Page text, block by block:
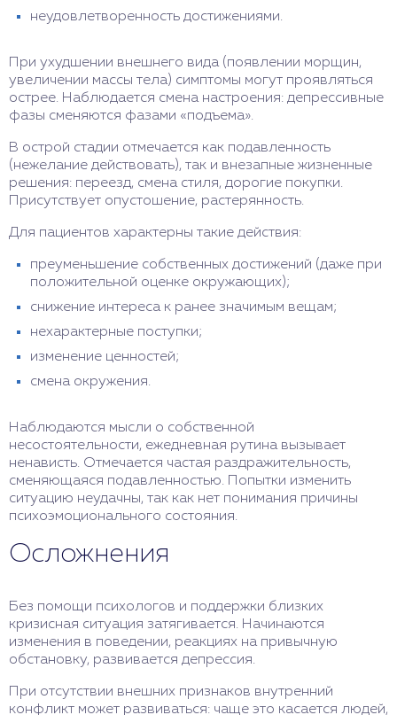
неудовлетворенность достижениями.
При ухудшении внешнего вида (появлении морщин,
увеличении массы тела) симптомы могут проявляться
острее. Наблюдается смена настроения: депрессивные
фазы сменяются фазами «подъема».
В острой стадии отмечается как подавленность
(нежелание действовать), так и внезапные жизненные
решения: переезд, смена стиля, дорогие покупки.
Присутствует опустошение, растерянность.
Для пациентов характерны такие действия:
преуменьшение собственных достижений (даже при
положительной оценке окружающих);
снижение интереса к ранее значимым вещам;
нехарактерные поступки;
изменение ценностей;
смена окружения.
Наблюдаются мысли о собственной
несостоятельности, ежедневная рутина вызывает
ненависть. Отмечается частая раздражительность,
сменяющаяся подавленностью. Попытки изменить
ситуацию неудачны, так как нет понимания причины
психоэмоционального состояния.
Осложнения
Без помощи психологов и поддержки близких
кризисная ситуация затягивается. Начинаются
изменения в поведении, реакциях на привычную
обстановку, развивается депрессия.
При отсутствии внешних признаков внутренний
конфликт может развиваться: чаще это касается людей,